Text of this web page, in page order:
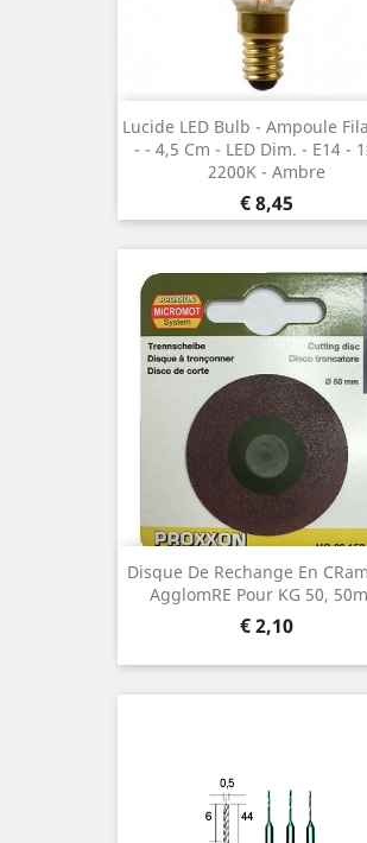
Lucide LED Bulb - Ampoule
- ¯ 4,5 Cm - LED Dim. - E14 -
2200K - Ambre
Prijs
€ 8,45
Disque De Rechange En
Agglomre Pour KG 50,
Prijs
€ 2,10